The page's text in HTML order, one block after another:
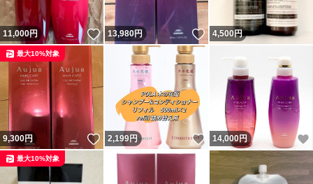
11,000円 いいね！
13,980円 いいね！
4,500円
9,300円 いいね！
最大10%対象
2,199円 いいね！
14,000円
最大10%対象